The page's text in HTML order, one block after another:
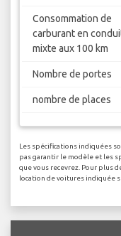
Consommation de
carburant en
mixte aux 100 km
Nombre de portes
nombre de places
Les spécifications indiquées
pas garantir le modèle et les
que vous recevrez. Pour plus
location de voitures indiquée